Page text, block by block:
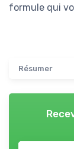
formule qui
Résumer